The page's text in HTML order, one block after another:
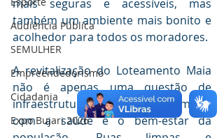
Audiência Pública
SEMULHER
Empreendedorismo
Cidadania
Expo Bujari 2026
mais seguras e acessíveis, mas
também um ambiente mais bonito e
acolhedor para todos os moradores.
A revitalização do Loteamento Maia
não é apenas uma questão de
infraestrutura, é um compromisso
com a saúde e o bem-estar da